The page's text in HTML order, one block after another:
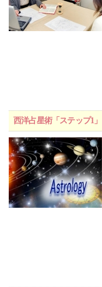
西洋占星術「ステップ1